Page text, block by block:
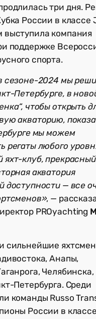
три дня.
России в классе
выступила компания
поддержке
спорта.
сезоне-2024 мы
Петербурге, в
чтобы открыть
акваторию,
мы можем
регаты любого
яхт-клуб, прекрасный
акватория
доступности — все
, —
PROyachting
сильнейшие
Анапы,
Челябинска,
Петербурга. Среди
команды Russo
России в